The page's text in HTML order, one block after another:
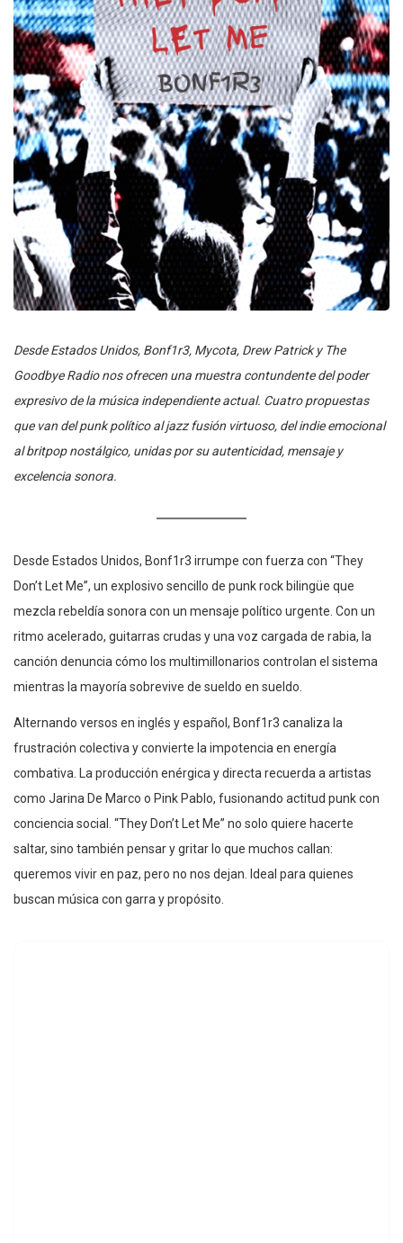
Desde Estados Unidos, Bonf1r3, Mycota, Drew Patrick y The
Goodbye Radio nos ofrecen una muestra contundente del poder
expresivo de la música independiente actual. Cuatro propuestas
que van del punk político al jazz fusión virtuoso, del indie emocional
al britpop nostálgico, unidas por su autenticidad, mensaje y
excelencia sonora.
Desde Estados Unidos, Bonf1r3 irrumpe con fuerza con “They
Don’t Let Me”, un explosivo sencillo de punk rock bilingüe que
mezcla rebeldía sonora con un mensaje político urgente. Con un
ritmo acelerado, guitarras crudas y una voz cargada de rabia, la
canción denuncia cómo los multimillonarios controlan el sistema
mientras la mayoría sobrevive de sueldo en sueldo.
Alternando versos en inglés y español, Bonf1r3 canaliza la
frustración colectiva y convierte la impotencia en energía
combativa. La producción enérgica y directa recuerda a artistas
como Jarina De Marco o Pink Pablo, fusionando actitud punk con
conciencia social. “They Don’t Let Me” no solo quiere hacerte
saltar, sino también pensar y gritar lo que muchos callan:
queremos vivir en paz, pero no nos dejan. Ideal para quienes
buscan música con garra y propósito.